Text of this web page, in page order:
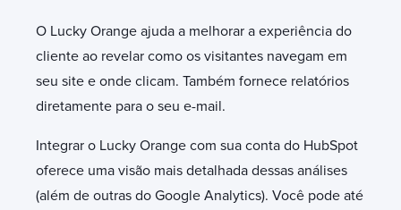
O Lucky Orange ajuda a melhorar a experiência do
cliente ao revelar como os visitantes navegam em
seu site e onde clicam. Também fornece relatórios
diretamente para o seu e-mail.
Integrar o Lucky Orange com sua conta do HubSpot
oferece uma visão mais detalhada dessas análises
(além de outras do Google Analytics). Você pode até